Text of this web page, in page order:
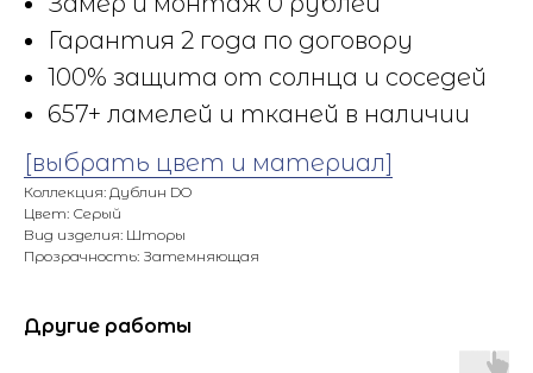
Гарантия 2 года по договору
100% защита от солнца и соседей
657+ ламелей и тканей в наличии
[выбрать цвет и материал]
Коллекция: Дублин DO
Цвет: Серый
Вид изделия: Шторы
Прозрачность: Затемняющая
Другие работы